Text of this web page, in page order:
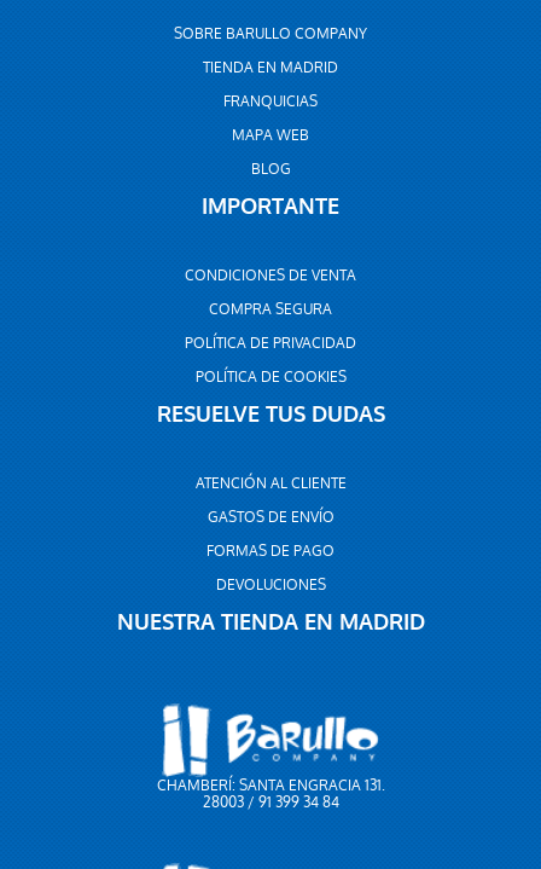
SOBRE BARULLO COMPANY
TIENDA EN MADRID
FRANQUICIAS
MAPA WEB
BLOG
IMPORTANTE
CONDICIONES DE VENTA
COMPRA SEGURA
POLÍTICA DE PRIVACIDAD
POLÍTICA DE COOKIES
RESUELVE TUS DUDAS
ATENCIÓN AL CLIENTE
GASTOS DE ENVÍO
FORMAS DE PAGO
DEVOLUCIONES
NUESTRA TIENDA EN MADRID
CHAMBERÍ: SANTA ENGRACIA 131.
28003 / 91 399 34 84